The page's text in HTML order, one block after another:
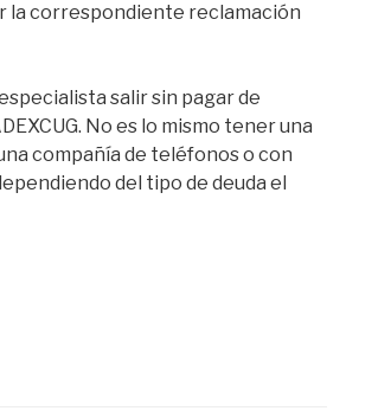
la correspondiente reclamación
salir sin pagar de
No es lo mismo tener una
compañía de teléfonos o con
del tipo de deuda el